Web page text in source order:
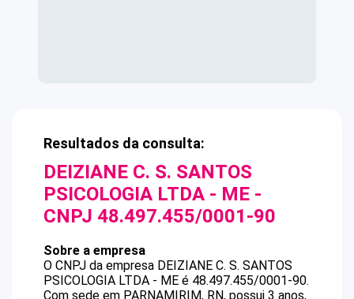
Resultados da consulta:
DEIZIANE C. S. SANTOS
PSICOLOGIA LTDA - ME -
CNPJ 48.497.455/0001-90
Sobre a empresa
O CNPJ da empresa DEIZIANE C. S. SANTOS
PSICOLOGIA LTDA - ME é 48.497.455/0001-90.
Com sede em PARNAMIRIM, RN, possui 3 anos,